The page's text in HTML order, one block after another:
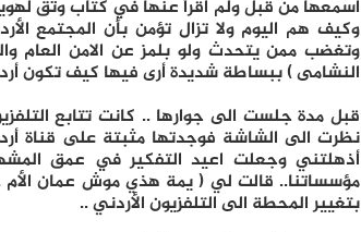
اسمعها من قبل ولم اقرأ عنها في كتاب وثق
وكيف هم اليوم ولا تزال تؤمن بأن المجتمع
وتغضب ممن يتحدث ولو بلمز عن الامن العام
النشامى ) ببساطة شديدة أرى فيها كيف تكون
قبل مدة جلست الى جوارها .. كانت تتابع
نظرت الى الشاشة فوجدتها مثبتة على قناة
أذهلتني وجعلت اعيد التفكير في عمق
مؤسساتنا.. قالت لي ( يمة هذي موش عمان
بتغيير المحطة الى التلفزيون الأردني ..